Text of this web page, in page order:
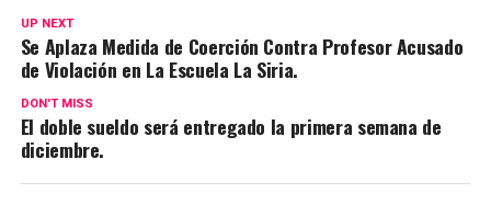
UP NEXT
Se Aplaza Medida de Coerción Contra Profesor Acusado
de Violación en La Escuela La Siria.
DON'T MISS
El doble sueldo será entregado la primera semana de
diciembre.